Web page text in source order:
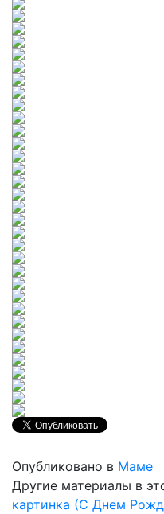
Опубликовано в Маме
Другие материалы в
картинка (С Днем